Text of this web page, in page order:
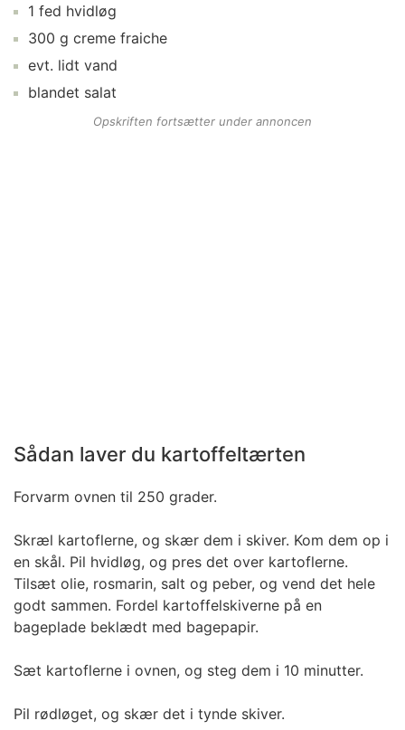
1 fed hvidløg
300 g creme fraiche
evt. lidt vand
blandet salat
Opskriften fortsætter under annoncen
Sådan laver du kartoffeltærten
Forvarm ovnen til 250 grader.
Skræl kartoflerne, og skær dem i skiver. Kom dem op i
en skål. Pil hvidløg, og pres det over kartoflerne.
Tilsæt olie, rosmarin, salt og peber, og vend det hele
godt sammen. Fordel kartoffelskiverne på en
bageplade beklædt med bagepapir.
Sæt kartoflerne i ovnen, og steg dem i 10 minutter.
Pil rødløget, og skær det i tynde skiver.